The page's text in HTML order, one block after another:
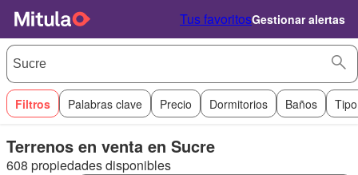
Tus favoritosGestionar alertas
Filtros Palabras clave Precio Dormitorios Baños
Terrenos en venta en Sucre
608 propiedades disponibles